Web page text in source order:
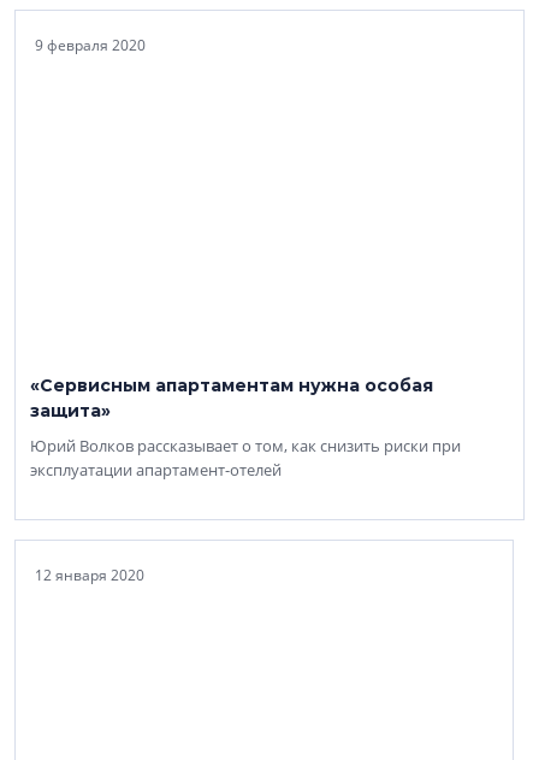
9 февраля 2020
«Сервисным апартаментам нужна особая
защита»
Юрий Волков рассказывает о том, как снизить риски при
эксплуатации апартамент-отелей
12 января 2020